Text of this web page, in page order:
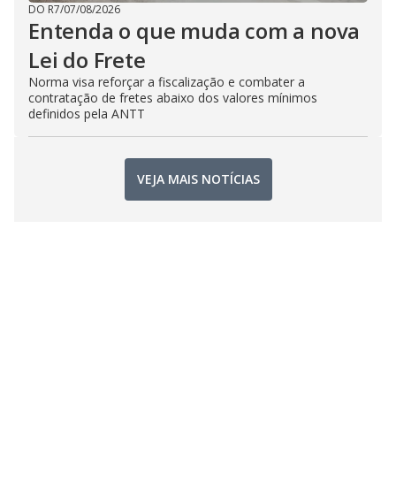
DO R7/07/08/2026
Entenda o que muda com a nova
Lei do Frete
Norma visa reforçar a fiscalização e combater a
contratação de fretes abaixo dos valores mínimos
definidos pela ANTT
VEJA MAIS NOTÍCIAS